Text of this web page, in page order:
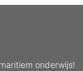
onderwijs!